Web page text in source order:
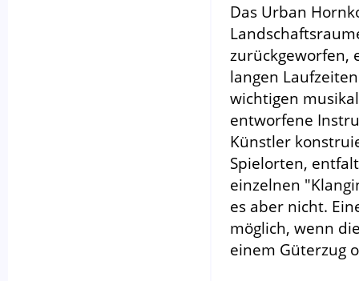
Das Urban
zurückgeworfen,
langen
wichtigen
entworfene
Künstler
Spielorten,
einzelnen
es aber nicht.
möglich, wenn
einem Güterzug